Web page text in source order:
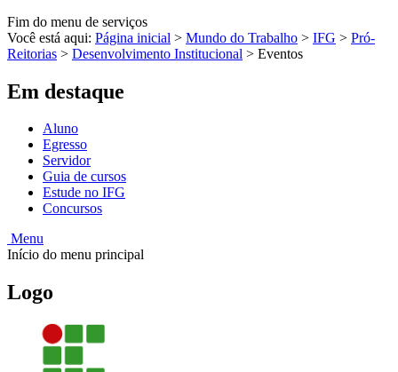
Fim do menu de serviços
Você está aqui: Página inicial > Mundo do Trabalho > IFG > Pró-
Reitorias > Desenvolvimento Institucional > Eventos
Em destaque
Aluno
Egresso
Servidor
Guia de cursos
Estude no IFG
Concursos
Menu
Início do menu principal
Logo